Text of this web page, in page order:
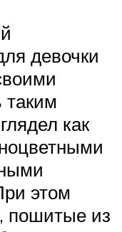
девочки
таким
как
этом
пошитые из